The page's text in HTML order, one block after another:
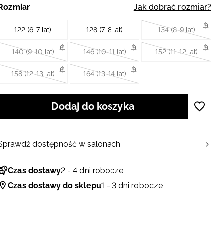
Jak dobrać rozmiar?
122 (6-7 lat) 128 (7-8 lat) 134 (8-9 lat)
140 (9-10 lat) 146 (10-11 lat) 152 (11-12 lat)
158 (12-13 lat) 164 (13-14 lat)
Dodaj do koszyka
Czas dostawy2 - 4 dni robocze
Czas dostawy do sklepu1 - 3 dni robocze
dostępność w salonach